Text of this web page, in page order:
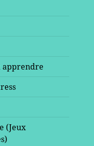
apprendre
(Jeux